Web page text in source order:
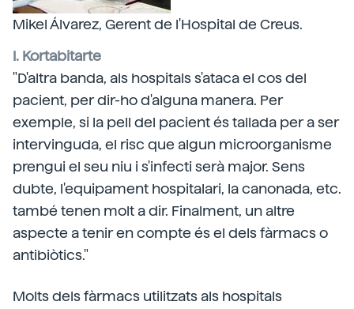
Mikel Álvarez, Gerent de l'Hospital de Creus.
I. Kortabitarte
"D'altra banda, als hospitals s'ataca el cos del
pacient, per dir-ho d'alguna manera. Per
exemple, si la pell del pacient és tallada per a ser
intervinguda, el risc que algun microorganisme
prengui el seu niu i s'infecti serà major. Sens
dubte, l'equipament hospitalari, la canonada, etc.
també tenen molt a dir. Finalment, un altre
aspecte a tenir en compte és el dels fàrmacs o
antibiòtics."
Molts dels fàrmacs utilitzats als hospitals